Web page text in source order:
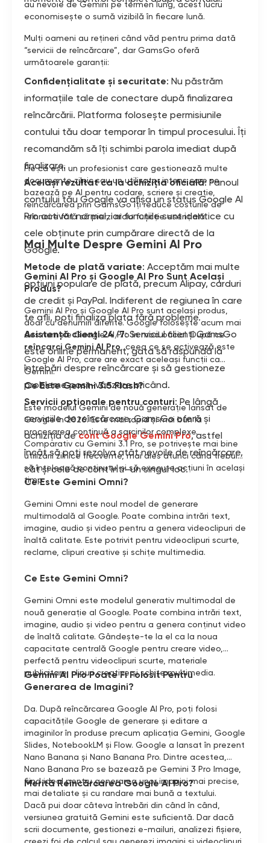
au nevoie de Gemini pe termen lung, acest lucru
economisește o sumă vizibilă în fiecare lună.
Mulți oameni au rețineri când văd pentru prima dată
“servicii de reîncărcare”, dar GamsGo oferă
următoarele garanții:
Confidențialitate și securitate: Nu păstrăm
informațiile tale de conectare după finalizarea
reîncărcării. Platforma folosește permisiunile
contului tău doar temporar în timpul procesului. Îți
recomandăm să îți schimbi parola imediat după
finalizare.
Același rezultat ca la achiziția oficială: Panoul
contului tău Google va afișa un status Google AI
Pro activat normal, iar funcțiile sunt identice cu
cele obținute prin cumpărare directă de la
Google.
Metode de plată variate: Acceptăm mai multe
opțiuni populare de plată, precum Alipay, carduri
de credit și PayPal. Indiferent de regiunea în care
te afli, poți finaliza plata fără probleme.
Asistență clienți 24/7: Serviciul clienți GamsGo
este online permanent, gata să răspundă la
întrebări despre reîncărcare și să gestioneze
probleme post-vânzare oricând.
Servicii opționale pentru conturi: Pe lângă
serviciile de reîncărcare, GamsGo oferă și
achiziția decont Google Gemini Pro, astfel
încât să poți rezolva atât nevoile de reîncărcare,
cât și cele de cont într-un singur loc.
Fie că ești un profesionist care gestionează multe
documente zilnic sau un utilizator intens care se
bazează pe AI pentru codare, scriere și creație,
reîncărcarea prin GamsGo îți reduce costurile de
reînnoire fără să pierzi nicio funcție esențială.
Mai Multe Despre Gemini AI Pro
Gemini AI Pro și Google AI Pro Sunt Același
Produs?
Gemini AI Pro și Google AI Pro sunt același produs,
doar cu denumiri diferite. Google folosește acum mai
des numele Google AI Pro în mod oficial. După ce
reîncarci Gemini AI Pro , ceea ce se activează este
Google AI Pro, care are exact aceleași funcții ca
Gemini.
Ce Este Gemini 3.5 Flash?
Este modelul Gemini de nouă generație lansat de
Google în 2026. Este mai rapid și mai bun la
procesarea continuă a sarcinilor complexe.
Comparativ cu Gemini 3.1 Pro, se potrivește mai bine
utilizării zilnice frecvente, mai ales atunci când trebuie
să înțeleagă conținutul și să execute acțiuni în același
timp.
Ce Este Gemini Omni?
Gemini Omni este noul model de generare
multimodală al Google. Poate combina intrări text,
imagine, audio și video pentru a genera videoclipuri de
înaltă calitate. Este potrivit pentru videoclipuri scurte,
reclame, clipuri creative și schițe multimedia.
Ce Este Gemini Omni?
Gemini Omni este modelul generativ multimodal de
nouă generație al Google. Poate combina intrări text,
imagine, audio și video pentru a genera conținut video
de înaltă calitate. Gândește-te la el ca la noua
capacitate centrală Google pentru creare video,
perfectă pentru videoclipuri scurte, materiale
publicitare, clipuri creative și schițe multimedia.
Gemini AI Pro Poate Fi Folosit Pentru
Generarea de Imagini?
Da. După reîncărcarea Google AI Pro, poți folosi
capacitățile Google de generare și editare a
imaginilor în produse precum aplicația Gemini, Google
Slides, NotebookLM și Flow. Google a lansat în prezent
Nano Banana și Nano Banana Pro. Dintre acestea,
Nano Banana Pro se bazează pe Gemini 3 Pro Image,
fiind ideal pentru generarea unor imagini mai precise,
mai detaliate și cu randare mai bună a textului.
Merită Reîncărcarea Google AI Pro?
Dacă pui doar câteva întrebări din când în când,
versiunea gratuită Gemini este suficientă. Dar dacă
scrii documente, gestionezi e-mailuri, analizezi fișiere,